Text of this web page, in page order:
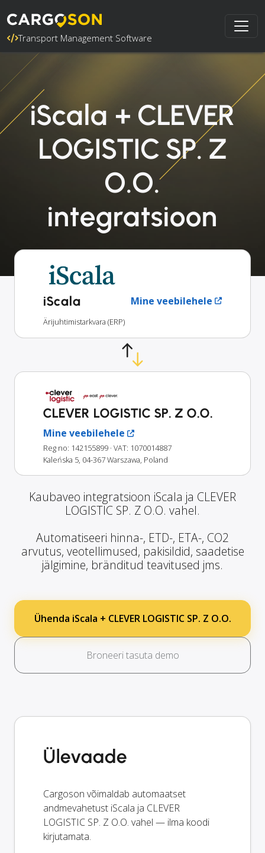
Transport Management Software
iScala + CLEVER
LOGISTIC SP. Z
O.O.
integratsioon
iScala Mine veebilehele
Ärijuhtimistarkvara (ERP)
CLEVER LOGISTIC SP. Z O.O.
Mine veebilehele
Reg no: 142155899 · VAT: 1070014887
Kaleńska 5, 04-367 Warszawa, Poland
Kaubaveo integratsioon iScala ja CLEVER
LOGISTIC SP. Z O.O. vahel.
Automatiseeri hinna-, ETD-, ETA-, CO2
arvutus, veotellimused, pakisildid, saadetise
jälgimine, bränditud teavitused jms.
Ühenda iScala + CLEVER LOGISTIC SP. Z O.O.
Broneeri tasuta demo
Ülevaade
Cargoson võimaldab automaatset
andmevahetust iScala ja CLEVER
LOGISTIC SP. Z O.O. vahel — ilma koodi
kirjutamata.